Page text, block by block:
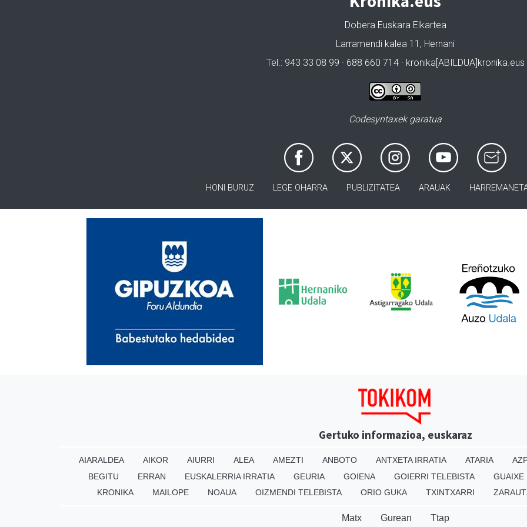
Dobera Euskara Elkartea
Larramendi kalea 11, Hernani
Tel.: 943 33 08 99 · 688 660 714 · kronika[ABILDUA]kronika.eus
Codesyntaxek garatua
HONI BURUZ LEGE OHARRA PUBLIZITATEA ARAUAK
Gertuko informazioa, euskaraz
AIARALDEA AIKOR AIURRI ALEA AMEZTI ANBOTO ANTXETA IRRATIA ATARIA
BEGITU
ERRAN EUSKALERRIA IRRATIA GEURIA GOIENA GOIERRI TELEBISTA GUAIXE
KRONIKA
MAILOPE NOAUA OIZMENDI TELEBISTA ORIO GUKA TXINTXARRI
Matx Gurean Ttap